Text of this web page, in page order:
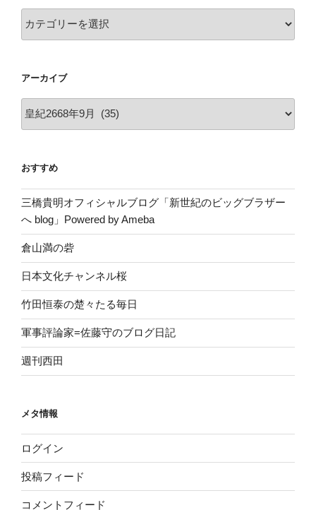
テ
ー
アーカイブ
ブ
おすすめ
三橋貴明オフィシャルブログ「新世紀のビッグブラザー
へ blog」Powered by Ameba
倉山満の砦
日本文化チャンネル桜
竹田恒泰の楚々たる毎日
軍事評論家=佐藤守のブログ日記
週刊西田
メタ情報
ログイン
投稿フィード
コメントフィード